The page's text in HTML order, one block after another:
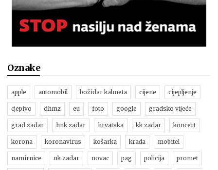
Oznake
apple automobil božidar kalmeta cijene cijepljenje
cjepivo dhmz eu foto google gradsko vijeće
grad zadar hnk zadar hrvatska kk zadar koncert
korona koronavirus košarka krađa mobitel
namirnice nk zadar novac pag policija promet